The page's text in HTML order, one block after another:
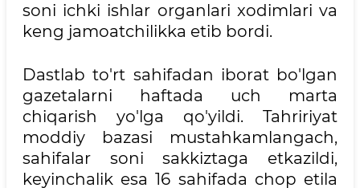
soni ichki ishlar organlari xodimlari va
keng jamoatchilikka etib bordi.
Dastlab to'rt sahifadan iborat bo'lgan
gazetalarni haftada uch marta
chiqarish yo'lga qo'yildi. Tahririyat
moddiy bazasi mustahkamlangach,
sahifalar soni sakkiztaga etkazildi,
keyinchalik esa 16 sahifada chop etila